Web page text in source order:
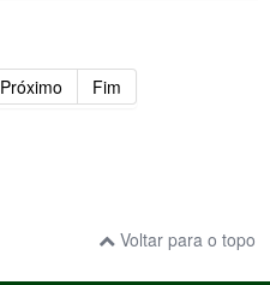
Próximo Fim
Voltar para o topo